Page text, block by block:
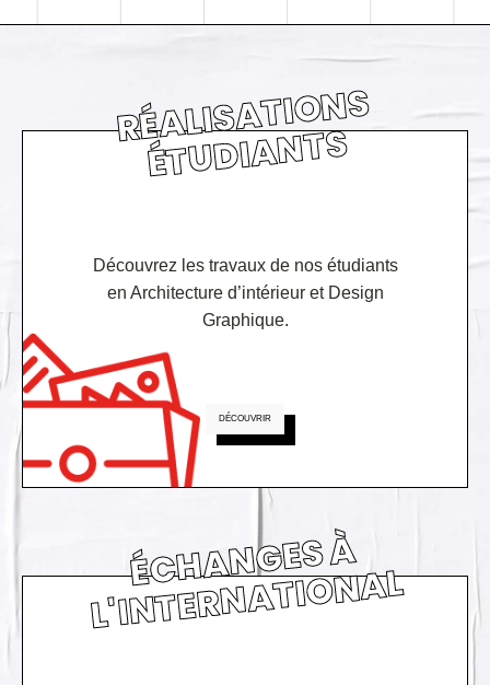
RÉ
ALI
S
A
TI
O
N
S
É
T
U
DI
A
N
T
S
Découvrez les travaux de nos étudiants
en Architecture d’intérieur et Design
Graphique.
DÉCOUVRIR
É
C
H
A
N
GE
S
À
L'I
N
TE
R
N
A
TI
O
N
AL